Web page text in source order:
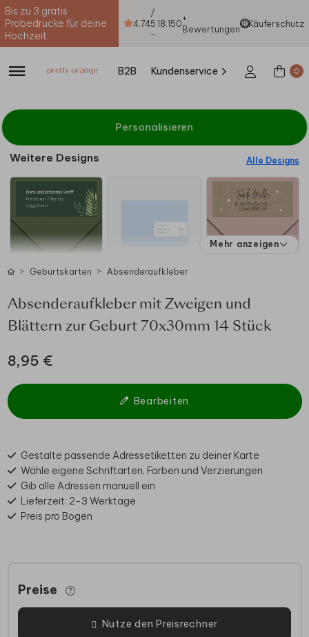
Bis zu 3 gratis
Probedrucke für deine
Hochzeit
4.74
/
5
-
18.150+
Bewertungen
Käuferschutz
B2B Kundenservice 0
Personalisieren
Weitere Designs Alle Designs
Mehr anzeigen
Geburtskarten Absenderaufkleber
Absenderaufkleber mit Zweigen und
Blättern zur Geburt 70x30mm 14 Stück
8,95 €
Bearbeiten
Gestalte passende Adressetiketten zu deiner Karte
Wähle eigene Schriftarten, Farben und Verzierungen
Gib alle Adressen manuell ein
Lieferzeit: 2-3 Werktage
Preis pro Bogen
Preise
Nutze den Preisrechner